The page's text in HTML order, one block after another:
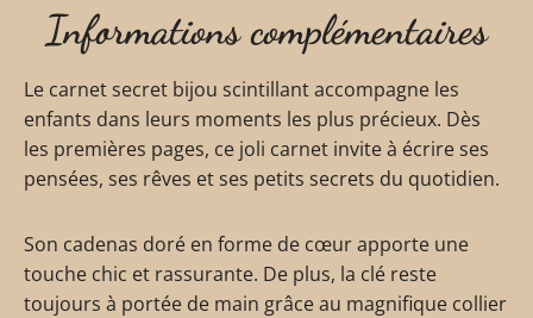
Informations complémentaires
Le carnet secret bijou scintillant accompagne les
enfants dans leurs moments les plus précieux. Dès
les premières pages, ce joli carnet invite à écrire ses
pensées, ses rêves et ses petits secrets du quotidien.
Son cadenas doré en forme de cœur apporte une
touche chic et rassurante. De plus, la clé reste
toujours à portée de main grâce au magnifique collier